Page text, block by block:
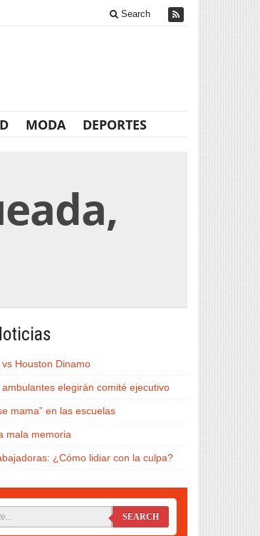
Search
MODA DEPORTES
Houston Dinamo
elegirán comité ejecutivo
mama” en las escuelas
mala memoria
¿Cómo lidiar con la culpa?
SEARCH